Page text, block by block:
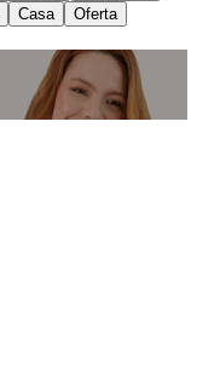
Casa Oferta